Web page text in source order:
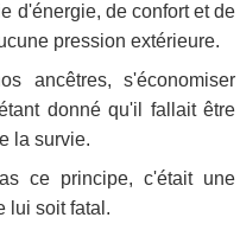
d'énergie, de confort et de
pression extérieure.
ancêtres, s'économiser
donné qu'il fallait être
la survie.
ce principe, c'était une
lui soit fatal.